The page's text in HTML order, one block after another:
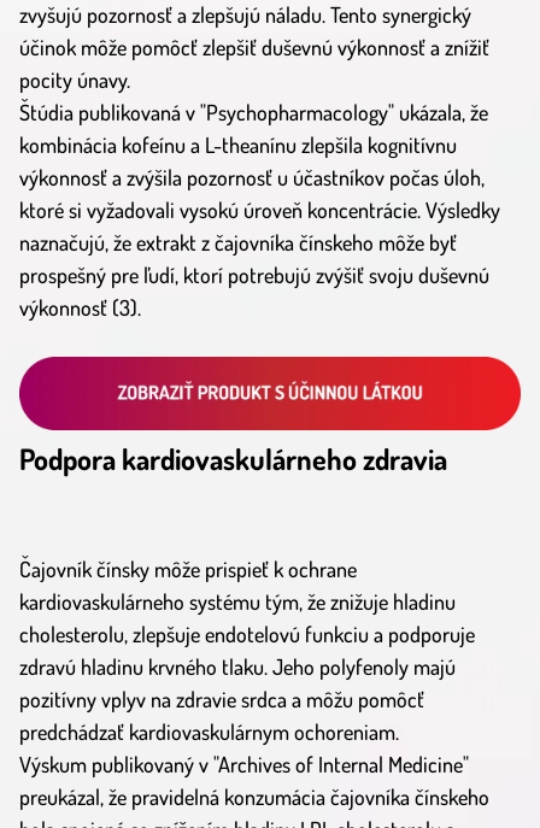
zvyšujú pozornosť a zlepšujú náladu. Tento synergický
účinok môže pomôcť zlepšiť duševnú výkonnosť a znížiť
pocity únavy.
Štúdia publikovaná v "Psychopharmacology" ukázala, že
kombinácia kofeínu a L-theanínu zlepšila kognitívnu
výkonnosť a zvýšila pozornosť u účastníkov počas úloh,
ktoré si vyžadovali vysokú úroveň koncentrácie. Výsledky
naznačujú, že extrakt z čajovníka čínskeho môže byť
prospešný pre ľudí, ktorí potrebujú zvýšiť svoju duševnú
výkonnosť (3).
Podpora kardiovaskulárneho zdravia
Čajovník čínsky môže prispieť k ochrane
kardiovaskulárneho systému tým, že znižuje hladinu
cholesterolu, zlepšuje endotelovú funkciu a podporuje
zdravú hladinu krvného tlaku. Jeho polyfenoly majú
pozitívny vplyv na zdravie srdca a môžu pomôcť
predchádzať kardiovaskulárnym ochoreniam.
Výskum publikovaný v "Archives of Internal Medicine"
preukázal, že pravidelná konzumácia čajovníka čínskeho